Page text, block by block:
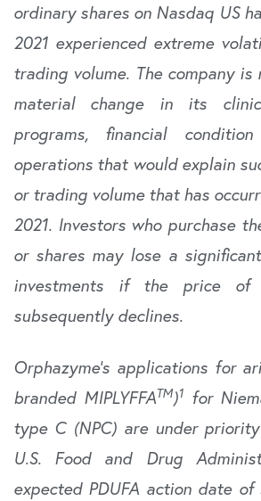
ordinary shares on Nasdaq US
2021 experienced extreme
trading volume. The company
material change in its
programs, financial
operations that would explain
or trading volume that has
2021. Investors who purchase
or shares may lose a
investments if the price of
subsequently declines.
Orphazyme’s applications for
branded MIPLYFFATM)1for
type C (NPC) are under
U.S. Food and Drug
expected PDUFA action date of